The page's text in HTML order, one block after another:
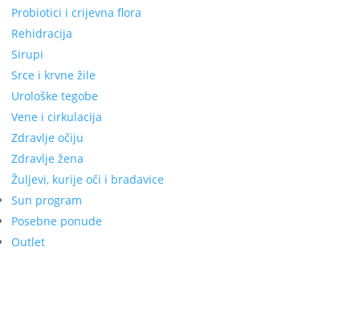
Probiotici i crijevna flora
Rehidracija
Sirupi
Srce i krvne žile
Urološke tegobe
Vene i cirkulacija
Zdravlje očiju
Zdravlje žena
Žuljevi, kurije oči i bradavice
Sun program
Posebne ponude
Outlet